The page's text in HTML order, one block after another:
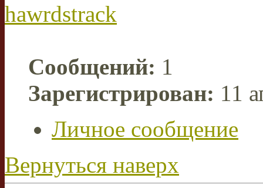
hawrdstrack
Сообщений: 1
Зарегистрирован: 11
Личное сообщение
Вернуться наверх